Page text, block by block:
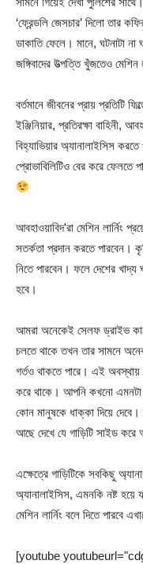
‘ফ্রেন্ডলি জেসচার’ দিলো তার
ডাকাতি ফেলে। মানে, ঘটনাটা
জঙ্গিবাদের উত্পত্তি খুঁজতেও
বর্তমানে জীবনের প্রায় প্রতিটি
ইঞ্জিনিয়ার, প্রতিরক্ষা বাহিনী,
বিহ্যাভিয়ার অ্যানালাইসিস করতে
প্রোভাবিলিটিও বের করে ফেলতে
আবহাওয়াবিদ'রা মেশিন লার্নিং
সতর্কতা প্রদান করতে পারবেন।
নিতে পারবেন। ফলে দেশের খাদ্য
হবে।
আমরা অনেকেই সেলফ ড্রাইভ
চলতে থাকে তখন তার সামনে
গর্তও থাকতে পারে। এই অবস্থায়
করে থাকে। আপনি কখনো এমনটা
কোন মানুষকে ধাক্কা দিয়ে
আছে দেখে যে গাড়িটি সাইড করে
এক্ষেত্রে গাড়িটিকে সবকিছু
অ্যানালাইসিস, এমনকি নষ্ট হয়ে
মেশিন লার্নিং বলে দিতে পারবে
[youtube